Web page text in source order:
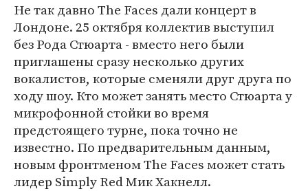
Не так давно The Faces дали концерт в
Лондоне. 25 октября коллектив выступил
без Рода Стюарта - вместо него были
приглашены сразу несколько других
вокалистов, которые сменяли друг друга по
ходу шоу. Кто может занять место Стюарта у
микрофонной стойки во время
предстоящего турне, пока точно не
известно. По предварительным данным,
новым фронтменом The Faces может стать
лидер Simply Red Мик Хакнелл.